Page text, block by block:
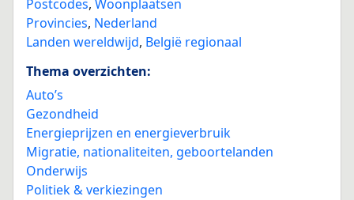
Postcodes, Woonplaatsen
Provincies, Nederland
Landen wereldwijd, België regionaal
Thema overzichten:
Auto’s
Gezondheid
Energieprijzen en energieverbruik
Migratie, nationaliteiten, geboortelanden
Onderwijs
Politiek & verkiezingen